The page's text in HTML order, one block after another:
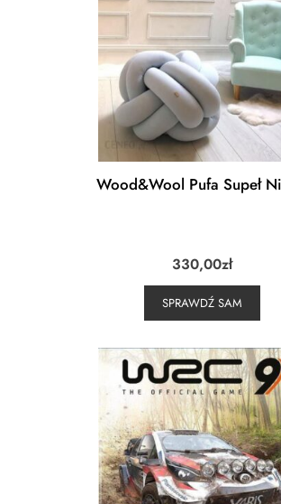
Wood&Wool Pufa Supeł
330,00zł
SPRAWDŹ SAM